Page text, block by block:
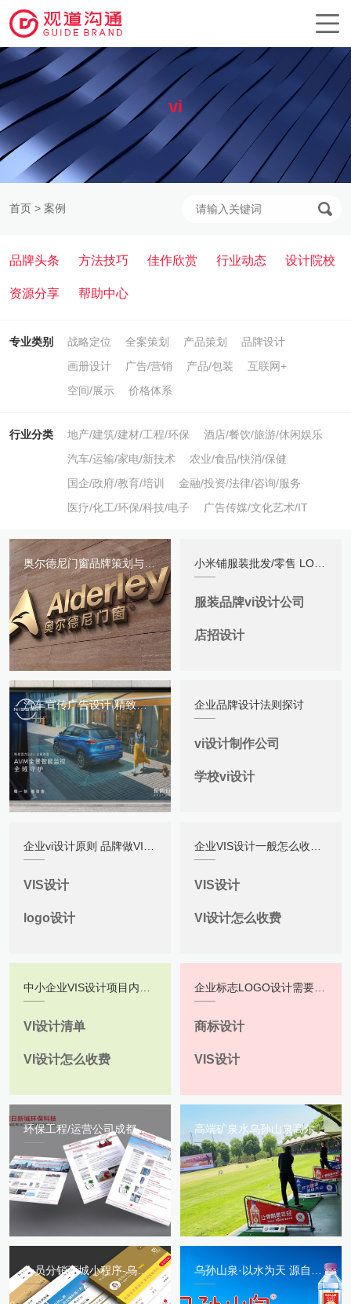
vi
首页 > 案例
品牌头条 方法技巧 佳作欣赏 行业动态 设计院校
资源分享 帮助中心
专业类别 战略定位 全案策划 产品策划
品牌设计
画册设计
广告/营销 产品/包装
互联网+
空间/展示
价格体系
行业分类 地产/建筑/建材/工程/环保
酒店/餐饮/旅游/休闲娱乐
汽车/运输/家电/新技术
农业/食品/快消/保健
国企/政府/教育/培训
金融/投资/法律/咨询/服务
医疗/化工/环保/科技/电子
广告传媒/文化艺术/IT
奥尔德尼门窗品牌策划与VI形象包装 小米铺服装批发/零售 LOGO及店招
服装品牌vi设计公司
店招设计
汽车宣传广告设计 精致活力SUV全新东风日产劲客广告 企业品牌设计法则探讨
vi设计制作公司
学校vi设计
企业vi设计原则 品牌做VI要坚持怎样的设计理念？
VIS设计
logo设计
企业VIS设计一般怎么收费？
VIS设计
VI设计怎么收费
中小企业VIS设计项目内容清单明细表（日常普通版）
VI设计清单
VI设计怎么收费
企业标志LOGO设计需要注意的五个重要事项
商标设计
VIS设计
环保工程/运营公司成都明日新城环保科技有限公司官网 高端矿泉水乌孙山泉高尔夫领域推广应用合集
会员分销商城小程序-乌孙山泉官方会员中心 健康好水全民营销新概念 乌孙山泉·以水为天 源自新疆的高端矿泉水形象包装案例